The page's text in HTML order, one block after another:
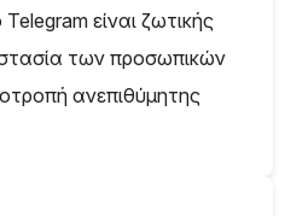
είναι ζωτικής
των προσωπικών
ανεπιθύμητης